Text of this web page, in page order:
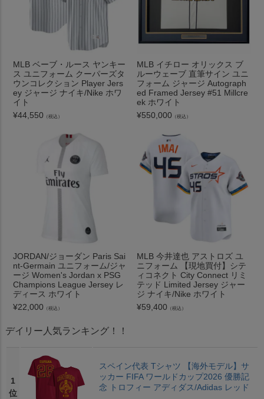
MLB ベーブ・ルース ヤンキー
ス ユニフォーム クーパーズタ
ウンコレクション Player Jers
ey ジャージ ナイキ/Nike ホワ
イト
¥44,550 （税込）
MLB イチロー オリックス ブ
ルーウェーブ 直筆サイン ユニ
フォーム ジャージ Autograph
ed Framed Jersey #51 Millcre
ek ホワイト
¥550,000 （税込）
JORDAN/ジョーダン Paris Sai
nt-Germain ユニフォーム/ジャ
ージ Women's Jordan x PSG
Champions League Jersey レ
ディース ホワイト
¥22,000 （税込）
MLB 今井達也 アストロズ ユ
ニフォーム 【現地買付】シテ
ィコネクト City Connect リミ
テッド Limited Jersey ジャー
ジ ナイキ/Nike ホワイト
¥59,400 （税込）
デイリー人気ランキング！！
1
位
スペイン代表 Tシャツ 【海外モデル】サ
ッカー FIFA ワールドカップ2026 優勝記
念 トロフィー アディダス/Adidas レッド